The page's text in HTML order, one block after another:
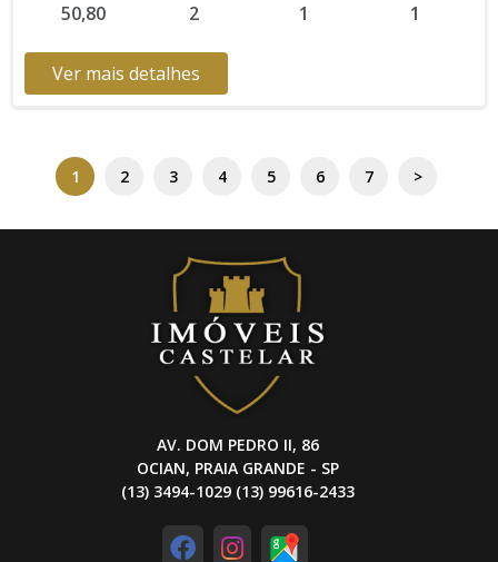
50,80
2
1
1
Ver mais detalhes
1 2 3 4 5 6 7 >
AV. DOM PEDRO II, 86
OCIAN, PRAIA GRANDE - SP
(13) 3494-1029 (13) 99616-2433